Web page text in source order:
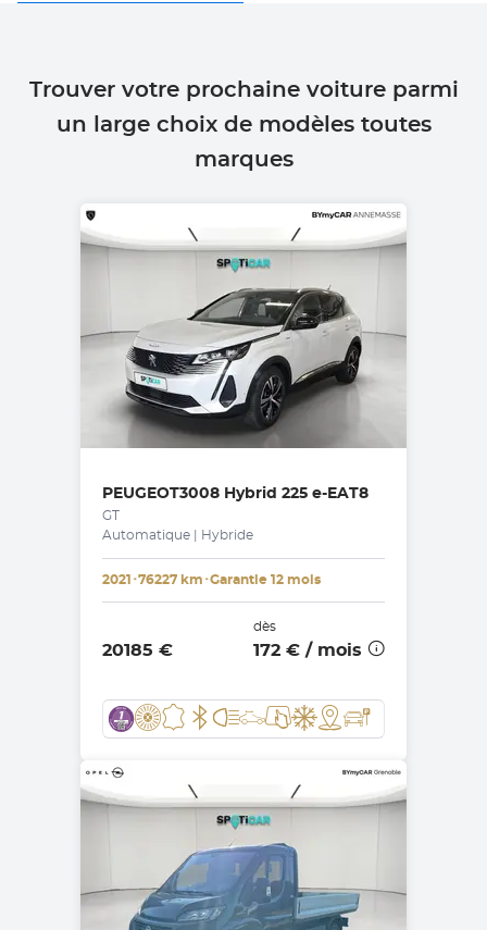
Trouver votre prochaine voiture parmi
un large choix de modèles toutes
marques
PEUGEOT3008 Hybrid 225 e-EAT8
GT
Automatique | Hybride
2021 ･76227 km ･Garantie 12 mois
20185 €
dès
172 € / mois